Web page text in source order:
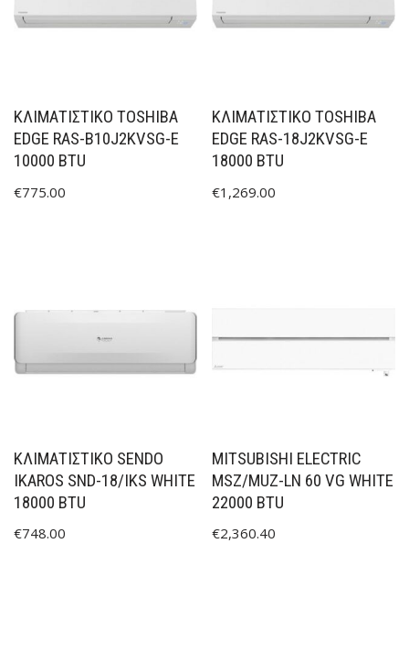
ΚΛΙΜΑΤΙΣΤΙΚΟ TOSHIBA
EDGE RAS-B10J2KVSG-E
10000 BTU
€775.00
ΚΛΙΜΑΤΙΣΤΙΚΟ TOSHIBA
EDGE RAS-18J2KVSG-E
18000 BTU
€1,269.00
ΚΛΙΜΑΤΙΣΤΙΚΟ SENDO
IKAROS SND-18/IKS WHITE
18000 BTU
€748.00
MITSUBISHI ELECTRIC
MSZ/MUZ-LN 60 VG WHITE
22000 BTU
€2,360.40